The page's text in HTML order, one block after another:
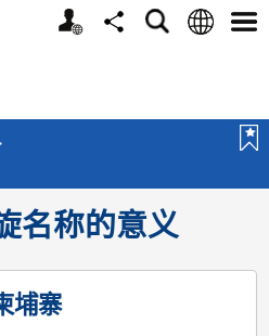
个
分
搜
语
选
名称的意义
埔寨